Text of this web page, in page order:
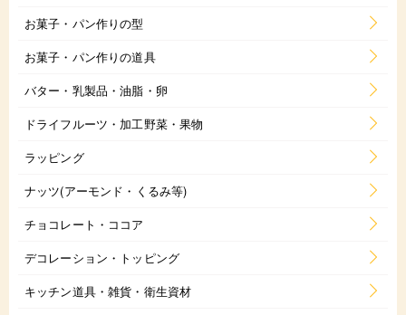
お菓子・パン作りの型
お菓子・パン作りの道具
バター・乳製品・油脂・卵
ドライフルーツ・加工野菜・果物
ラッピング
ナッツ(アーモンド・くるみ等)
チョコレート・ココア
デコレーション・トッピング
キッチン道具・雑貨・衛生資材